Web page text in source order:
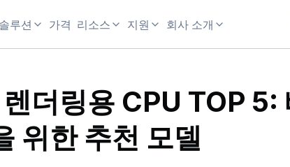
솔루션 가격 리소스 지원 회사 소개
더링용 CPU TOP 5:
위한 추천 모델